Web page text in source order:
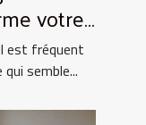
votre
?
est fréquent
semble...